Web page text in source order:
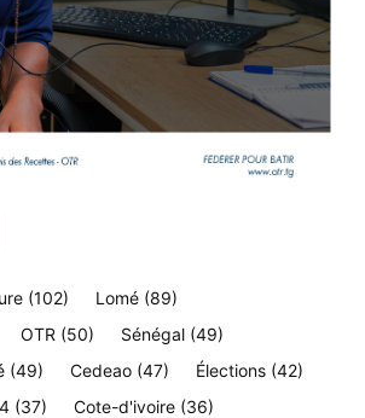
(102) Lomé (89)
OTR (50) Sénégal (49)
(49) Cedeao (47) Élections (42)
(37) Cote-d'ivoire (36)